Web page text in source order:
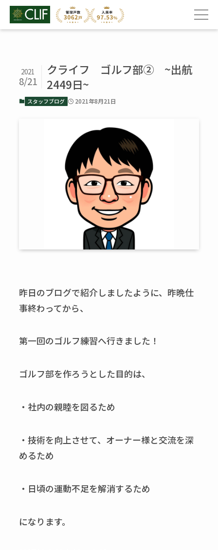
クライフ ゴルフ部➁ ~出航
2449日~
2021
8/21
スタッフブログ 2021年8月21日
昨日のブログで紹介しましたように、昨晩仕
事終わってから、
第一回のゴルフ練習へ行きました！
ゴルフ部を作ろうとした目的は、
・社内の親睦を図るため
・技術を向上させて、オーナー様と交流を深
めるため
・日頃の運動不足を解消するため
になります。